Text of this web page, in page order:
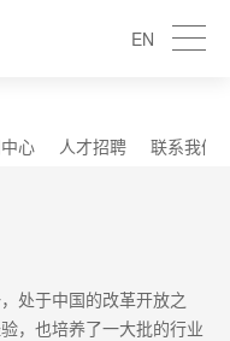
EN
心 人才招聘 联系我们
处于中国的改革开放之
，也培养了一大批的行业